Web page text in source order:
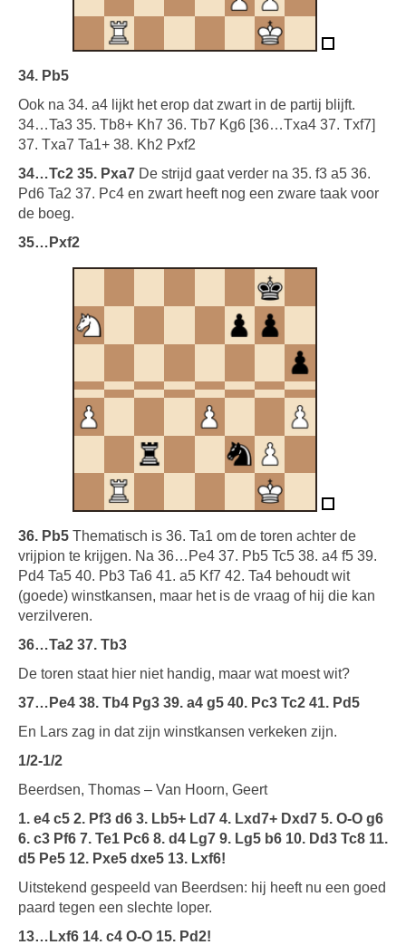
34. Pb5
Ook na 34. a4 lijkt het erop dat zwart in de partij blijft.
34…Ta3 35. Tb8+ Kh7 36. Tb7 Kg6 [36…Txa4 37. Txf7]
37. Txa7 Ta1+ 38. Kh2 Pxf2
34…Tc2 35. Pxa7 De strijd gaat verder na 35. f3 a5 36.
Pd6 Ta2 37. Pc4 en zwart heeft nog een zware taak voor
de boeg.
35…Pxf2
36. Pb5 Thematisch is 36. Ta1 om de toren achter de
vrijpion te krijgen. Na 36…Pe4 37. Pb5 Tc5 38. a4 f5 39.
Pd4 Ta5 40. Pb3 Ta6 41. a5 Kf7 42. Ta4 behoudt wit
(goede) winstkansen, maar het is de vraag of hij die kan
verzilveren.
36…Ta2 37. Tb3
De toren staat hier niet handig, maar wat moest wit?
37…Pe4 38. Tb4 Pg3 39. a4 g5 40. Pc3 Tc2 41. Pd5
En Lars zag in dat zijn winstkansen verkeken zijn.
1/2-1/2
Beerdsen, Thomas – Van Hoorn, Geert
1. e4 c5 2. Pf3 d6 3. Lb5+ Ld7 4. Lxd7+ Dxd7 5. O-O g6
6. c3 Pf6 7. Te1 Pc6 8. d4 Lg7 9. Lg5 b6 10. Dd3 Tc8 11.
d5 Pe5 12. Pxe5 dxe5 13. Lxf6!
Uitstekend gespeeld van Beerdsen: hij heeft nu een goed
paard tegen een slechte loper.
13…Lxf6 14. c4 O-O 15. Pd2!